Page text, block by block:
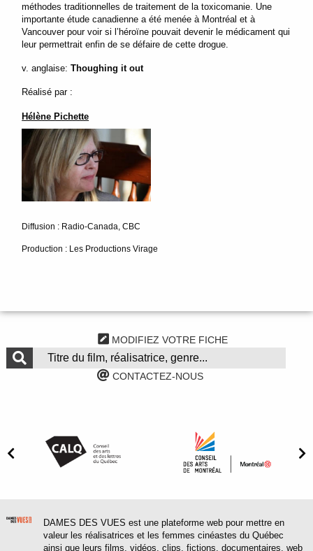
méthodes traditionnelles de traitement de la toxicomanie. Une
importante étude canadienne a été menée à Montréal et à
Vancouver pour voir si l’héroïne pouvait devenir le médicament qui
leur permettrait enfin de se défaire de cette drogue.
v. anglaise: Thoughing it out
Réalisé par :
Hélène Pichette
Diffusion : Radio-Canada, CBC
Production : Les Productions Virage
MODIFIEZ VOTRE FICHE
CONTACTEZ-NOUS
DAMES DES VUES est une plateforme web pour mettre en
valeur les réalisatrices et les femmes cinéastes du Québec
ainsi que leurs films, vidéos, clips, fictions, documentaires, web